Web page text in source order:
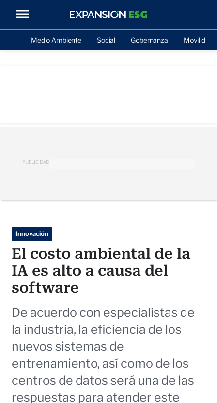
Medio Ambiente Social Gobernanza Movilidad
PUBLICIDAD
Innovación
El costo ambiental de la
IA es alto a causa del
software
De acuerdo con especialistas de
la industria, la eficiencia de los
nuevos sistemas de
entrenamiento, así como de los
centros de datos será una de las
respuestas para atender este